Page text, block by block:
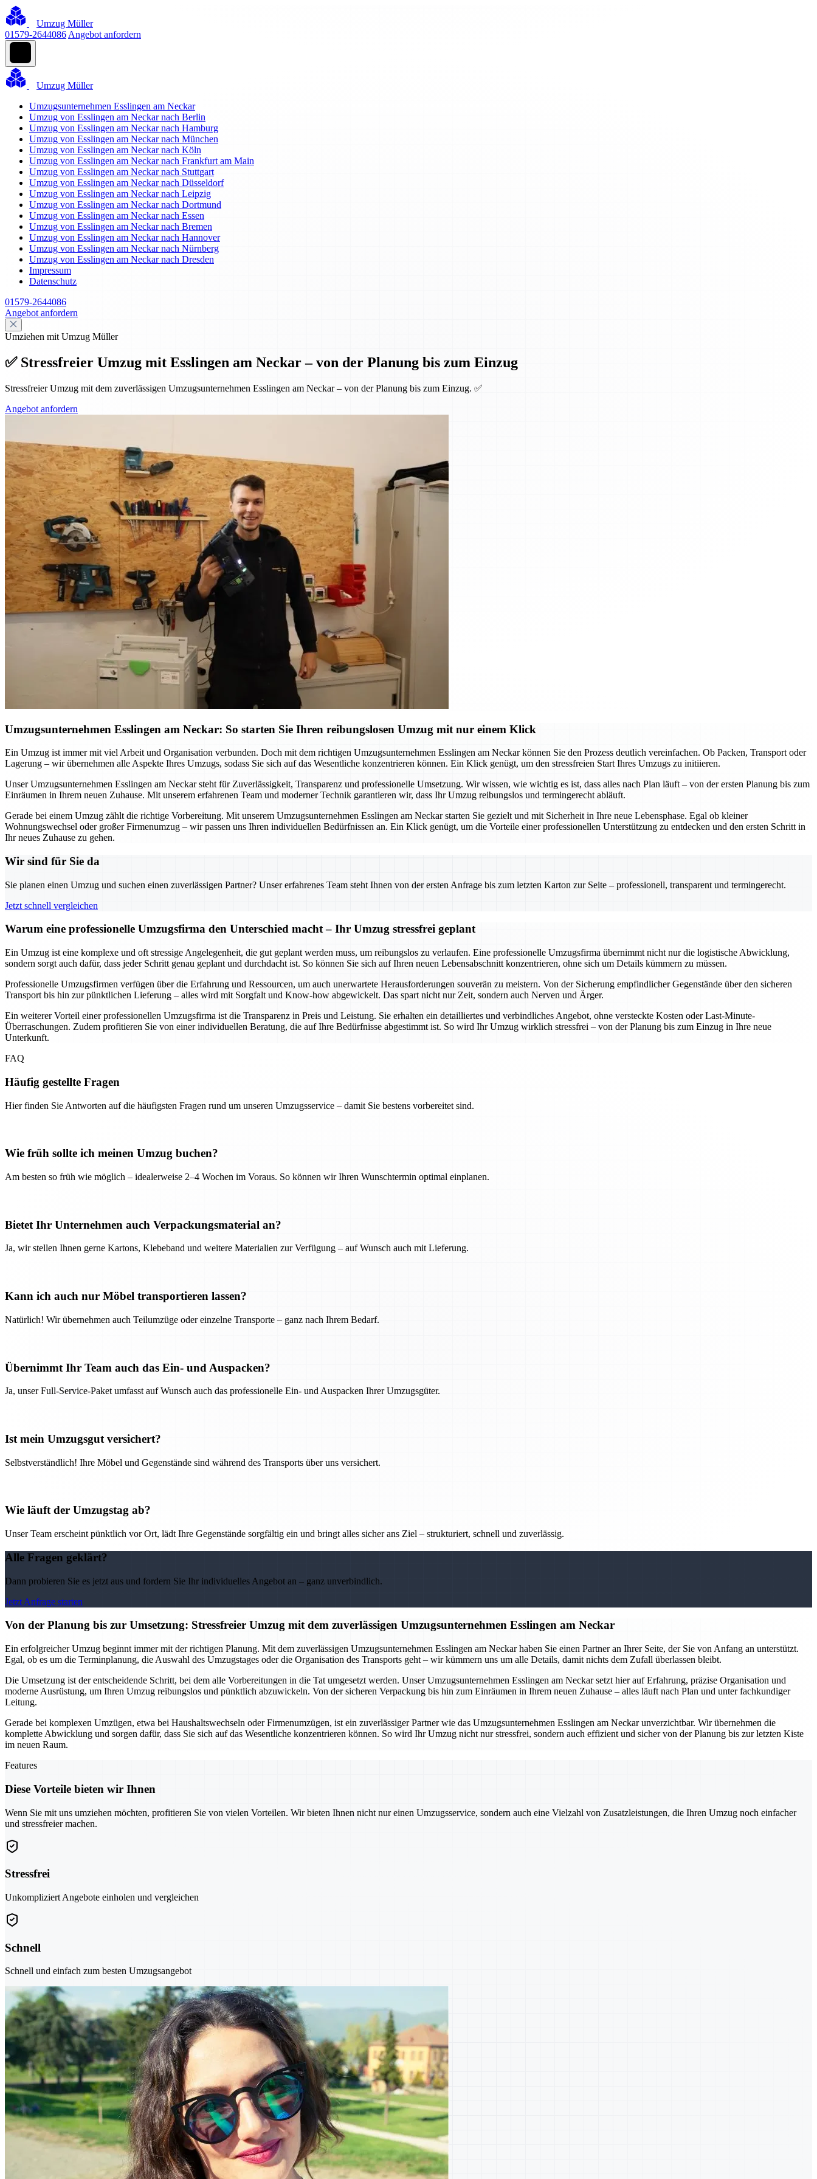
Umzug Müller
01579-2644086 Angebot anfordern
Umzug Müller
Umzugsunternehmen Esslingen am Neckar
Umzug von Esslingen am Neckar nach Berlin
Umzug von Esslingen am Neckar nach Hamburg
Umzug von Esslingen am Neckar nach München
Umzug von Esslingen am Neckar nach Köln
Umzug von Esslingen am Neckar nach Frankfurt am Main
Umzug von Esslingen am Neckar nach Stuttgart
Umzug von Esslingen am Neckar nach Düsseldorf
Umzug von Esslingen am Neckar nach Leipzig
Umzug von Esslingen am Neckar nach Dortmund
Umzug von Esslingen am Neckar nach Essen
Umzug von Esslingen am Neckar nach Bremen
Umzug von Esslingen am Neckar nach Hannover
Umzug von Esslingen am Neckar nach Nürnberg
Umzug von Esslingen am Neckar nach Dresden
Impressum
Datenschutz
01579-2644086
Angebot anfordern
Umziehen mit Umzug Müller
✅ Stressfreier Umzug mit Esslingen am Neckar – von der Planung bis zum Einzug
Stressfreier Umzug mit dem zuverlässigen Umzugsunternehmen Esslingen am Neckar – von der Planung bis zum Einzug. ✅
Angebot anfordern
Umzugsunternehmen Esslingen am Neckar: So starten Sie Ihren reibungslosen Umzug mit nur einem Klick
Ein Umzug ist immer mit viel Arbeit und Organisation verbunden. Doch mit dem richtigen Umzugsunternehmen Esslingen am Neckar können Sie den Prozess deutlich vereinfachen. Ob Packen, Transport oder
Lagerung – wir übernehmen alle Aspekte Ihres Umzugs, sodass Sie sich auf das Wesentliche konzentrieren können. Ein Klick genügt, um den stressfreien Start Ihres Umzugs zu initiieren.
Unser Umzugsunternehmen Esslingen am Neckar steht für Zuverlässigkeit, Transparenz und professionelle Umsetzung. Wir wissen, wie wichtig es ist, dass alles nach Plan läuft – von der ersten Planung bis zum
Einräumen in Ihrem neuen Zuhause. Mit unserem erfahrenen Team und moderner Technik garantieren wir, dass Ihr Umzug reibungslos und termingerecht abläuft.
Gerade bei einem Umzug zählt die richtige Vorbereitung. Mit unserem Umzugsunternehmen Esslingen am Neckar starten Sie gezielt und mit Sicherheit in Ihre neue Lebensphase. Egal ob kleiner
Wohnungswechsel oder großer Firmenumzug – wir passen uns Ihren individuellen Bedürfnissen an. Ein Klick genügt, um die Vorteile einer professionellen Unterstützung zu entdecken und den ersten Schritt in
Ihr neues Zuhause zu gehen.
Wir sind für Sie da
Sie planen einen Umzug und suchen einen zuverlässigen Partner? Unser erfahrenes Team steht Ihnen von der ersten Anfrage bis zum letzten Karton zur Seite – professionell, transparent und termingerecht.
Jetzt schnell vergleichen
Warum eine professionelle Umzugsfirma den Unterschied macht – Ihr Umzug stressfrei geplant
Ein Umzug ist eine komplexe und oft stressige Angelegenheit, die gut geplant werden muss, um reibungslos zu verlaufen. Eine professionelle Umzugsfirma übernimmt nicht nur die logistische Abwicklung,
sondern sorgt auch dafür, dass jeder Schritt genau geplant und durchdacht ist. So können Sie sich auf Ihren neuen Lebensabschnitt konzentrieren, ohne sich um Details kümmern zu müssen.
Professionelle Umzugsfirmen verfügen über die Erfahrung und Ressourcen, um auch unerwartete Herausforderungen souverän zu meistern. Von der Sicherung empfindlicher Gegenstände über den sicheren
Transport bis hin zur pünktlichen Lieferung – alles wird mit Sorgfalt und Know-how abgewickelt. Das spart nicht nur Zeit, sondern auch Nerven und Ärger.
Ein weiterer Vorteil einer professionellen Umzugsfirma ist die Transparenz in Preis und Leistung. Sie erhalten ein detailliertes und verbindliches Angebot, ohne versteckte Kosten oder Last-Minute-
Überraschungen. Zudem profitieren Sie von einer individuellen Beratung, die auf Ihre Bedürfnisse abgestimmt ist. So wird Ihr Umzug wirklich stressfrei – von der Planung bis zum Einzug in Ihre neue
Unterkunft.
FAQ
Häufig gestellte Fragen
Hier finden Sie Antworten auf die häufigsten Fragen rund um unseren Umzugsservice – damit Sie bestens vorbereitet sind.
Wie früh sollte ich meinen Umzug buchen?
Am besten so früh wie möglich – idealerweise 2–4 Wochen im Voraus. So können wir Ihren Wunschtermin optimal einplanen.
Bietet Ihr Unternehmen auch Verpackungsmaterial an?
Ja, wir stellen Ihnen gerne Kartons, Klebeband und weitere Materialien zur Verfügung – auf Wunsch auch mit Lieferung.
Kann ich auch nur Möbel transportieren lassen?
Natürlich! Wir übernehmen auch Teilumzüge oder einzelne Transporte – ganz nach Ihrem Bedarf.
Übernimmt Ihr Team auch das Ein- und Auspacken?
Ja, unser Full-Service-Paket umfasst auf Wunsch auch das professionelle Ein- und Auspacken Ihrer Umzugsgüter.
Ist mein Umzugsgut versichert?
Selbstverständlich! Ihre Möbel und Gegenstände sind während des Transports über uns versichert.
Wie läuft der Umzugstag ab?
Unser Team erscheint pünktlich vor Ort, lädt Ihre Gegenstände sorgfältig ein und bringt alles sicher ans Ziel – strukturiert, schnell und zuverlässig.
Alle Fragen geklärt?
Dann probieren Sie es jetzt aus und fordern Sie Ihr individuelles Angebot an – ganz unverbindlich.
Jetzt Anfrage starten
Von der Planung bis zur Umsetzung: Stressfreier Umzug mit dem zuverlässigen Umzugsunternehmen Esslingen am Neckar
Ein erfolgreicher Umzug beginnt immer mit der richtigen Planung. Mit dem zuverlässigen Umzugsunternehmen Esslingen am Neckar haben Sie einen Partner an Ihrer Seite, der Sie von Anfang an unterstützt.
Egal, ob es um die Terminplanung, die Auswahl des Umzugstages oder die Organisation des Transports geht – wir kümmern uns um alle Details, damit nichts dem Zufall überlassen bleibt.
Die Umsetzung ist der entscheidende Schritt, bei dem alle Vorbereitungen in die Tat umgesetzt werden. Unser Umzugsunternehmen Esslingen am Neckar setzt hier auf Erfahrung, präzise Organisation und
moderne Ausrüstung, um Ihren Umzug reibungslos und pünktlich abzuwickeln. Von der sicheren Verpackung bis hin zum Einräumen in Ihrem neuen Zuhause – alles läuft nach Plan und unter fachkundiger
Leitung.
Gerade bei komplexen Umzügen, etwa bei Haushaltswechseln oder Firmenumzügen, ist ein zuverlässiger Partner wie das Umzugsunternehmen Esslingen am Neckar unverzichtbar. Wir übernehmen die
komplette Abwicklung und sorgen dafür, dass Sie sich auf das Wesentliche konzentrieren können. So wird Ihr Umzug nicht nur stressfrei, sondern auch effizient und sicher von der Planung bis zur letzten Kiste
im neuen Raum.
Features
Diese Vorteile bieten wir Ihnen
Wenn Sie mit uns umziehen möchten, profitieren Sie von vielen Vorteilen. Wir bieten Ihnen nicht nur einen Umzugsservice, sondern auch eine Vielzahl von Zusatzleistungen, die Ihren Umzug noch einfacher
und stressfreier machen.
Stressfrei
Unkompliziert Angebote einholen und vergleichen
Schnell
Schnell und einfach zum besten Umzugsangebot